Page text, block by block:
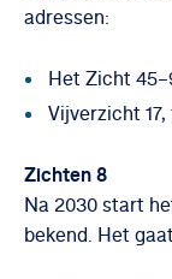
adressen:
Het Zicht
Vijverzicht 17,
Zichten 8
Na 2030 start
bekend. Het